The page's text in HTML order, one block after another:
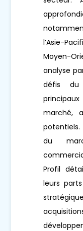
l’Asie-
Moyen-
analyse
défis du
marché,
du
Profil
leurs